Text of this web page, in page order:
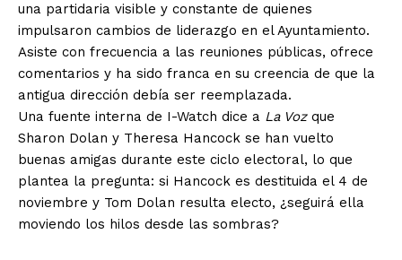
una partidaria visible y constante de quienes
impulsaron cambios de liderazgo en el Ayuntamiento.
Asiste con frecuencia a las reuniones públicas, ofrece
comentarios y ha sido franca en su creencia de que la
antigua dirección debía ser reemplazada.
Una fuente interna de I-Watch dice a La Vozque
Sharon Dolan y Theresa Hancock se han vuelto
buenas amigas durante este ciclo electoral, lo que
plantea la pregunta: si Hancock es destituida el 4 de
noviembre y Tom Dolan resulta electo, ¿seguirá ella
moviendo los hilos desde las sombras?